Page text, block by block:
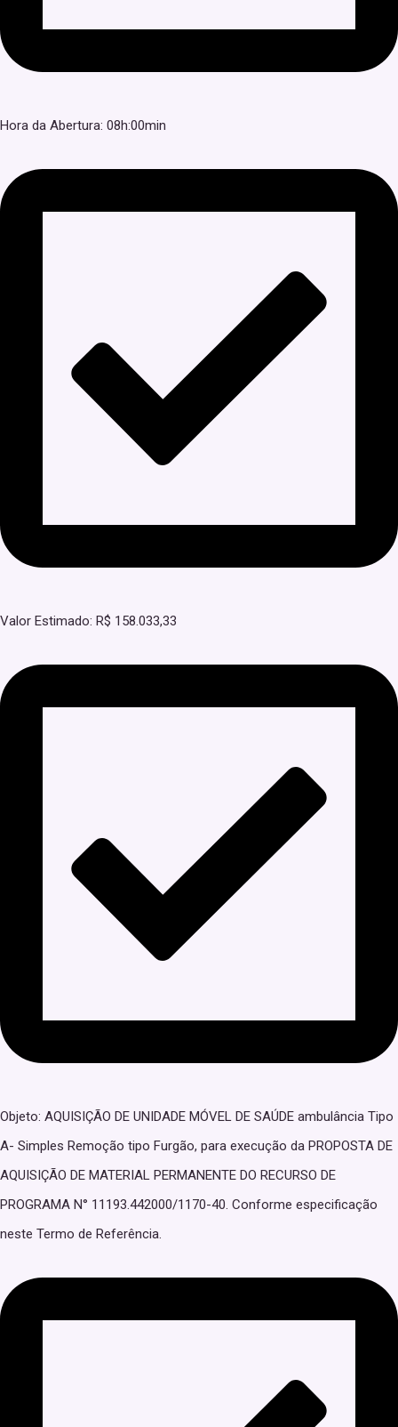
Hora da Abertura: 08h:00min
Valor Estimado: R$ 158.033,33
Objeto: AQUISIÇÃO DE UNIDADE MÓVEL DE SAÚDE ambulância Tipo
A- Simples Remoção tipo Furgão, para execução da PROPOSTA DE
AQUISIÇÃO DE MATERIAL PERMANENTE DO RECURSO DE
PROGRAMA N° 11193.442000/1170-40. Conforme especificação
neste Termo de Referência.